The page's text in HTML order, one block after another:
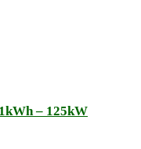
– 125kW